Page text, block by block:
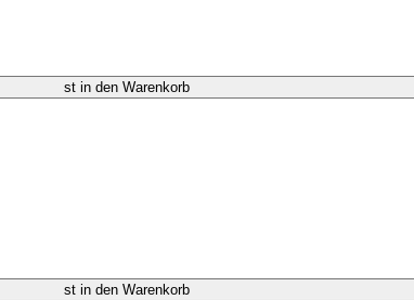
st in den Warenkorb
st in den Warenkorb